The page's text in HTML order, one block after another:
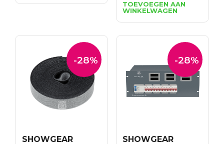
prijs
was:
€67.64.
prijs
is:
€48.70.
TOEVOEGEN AAN
WINKELWAGEN
-28%
SHOWGEAR
-28%
SHOWGEAR